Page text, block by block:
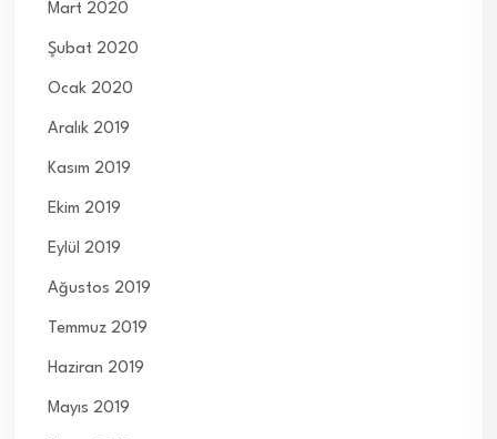
Mart 2020
Şubat 2020
Ocak 2020
Aralık 2019
Kasım 2019
Ekim 2019
Eylül 2019
Ağustos 2019
Temmuz 2019
Haziran 2019
Mayıs 2019